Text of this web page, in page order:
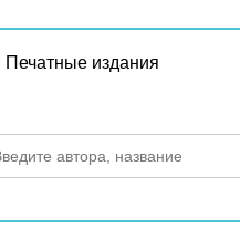
Печатные издания